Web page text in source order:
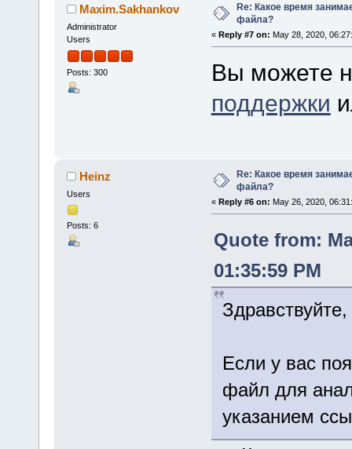
Maxim.Sakhankov
Administrator
Users
Posts: 300
Re: Какое время
файла?
« Reply #7 on: May 28, 2020,
Вы можете
поддержки
Heinz
Users
Posts: 6
Re: Какое время
файла?
« Reply #6 on: May 26, 2020,
Quote from:
01:35:59 PM
Здравствуйте,
Если у вас
файл для
указанием